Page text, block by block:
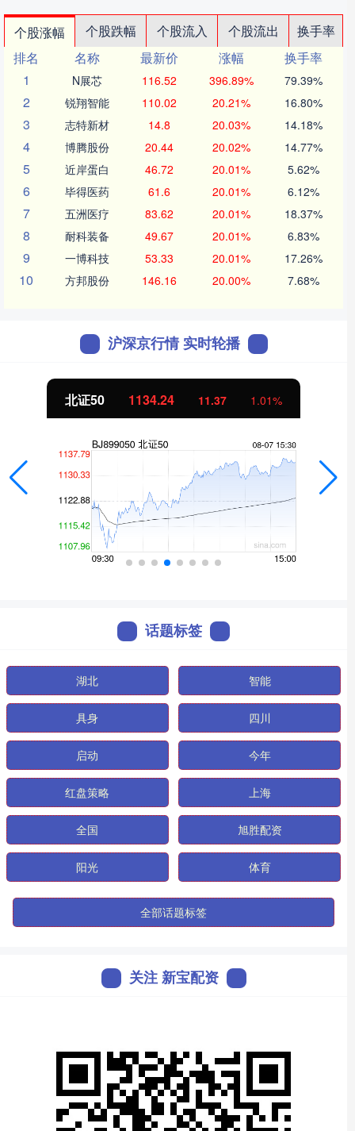
个股涨幅 个股跌幅 个股流入 个股流出
换手率
排名
名称 最新价 涨幅
换手率
1
N展芯 116.52 396.89% 79.39%
2 锐翔智能 110.02 20.21% 16.80%
3 志特新材 14.8 20.03% 14.18%
4 博腾股份 20.44 20.02% 14.77%
5 近岸蛋白 46.72 20.01% 5.62%
6 毕得医药 61.6 20.01% 6.12%
7 五洲医疗 83.62 20.01% 18.37%
8 耐科装备 49.67 20.01% 6.83%
9 一博科技 53.33 20.01% 17.26%
10 方邦股份 146.16 20.00% 7.68%
沪深京行情 实时轮播
北证50 1134.24 11.37 1.01%
话题标签
湖北 智能
具身 四川
启动 今年
红盘策略 上海
全国 旭胜配资
阳光 体育
全部话题标签
关注 新宝配资